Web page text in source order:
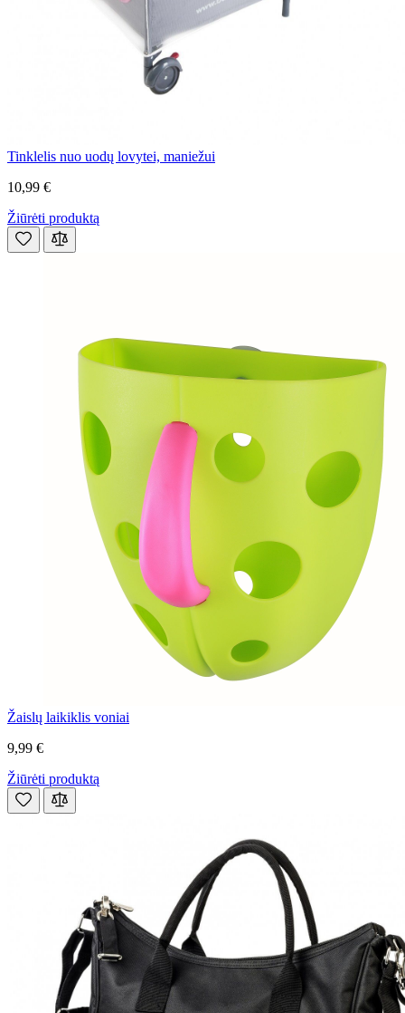
Tinklelis nuo uodų lovytei, maniežui
10,99 €
Žiūrėti produktą
Žaislų laikiklis voniai
9,99 €
Žiūrėti produktą